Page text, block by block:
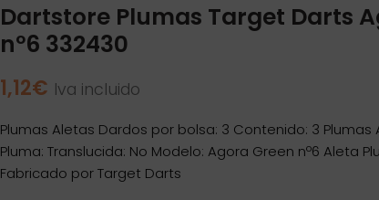
Dartstore Plumas Target Darts
nº6 332430
1,12€ Iva incluido
Plumas Aletas Dardos por bolsa: 3 Contenido: 3
Pluma: Translucida: No Modelo: Agora Green nº6 Aleta
Fabricado por Target Darts